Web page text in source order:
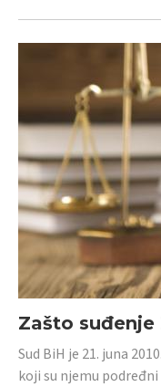
Zašto
Sud BiH je 21. juna
koji su njemu